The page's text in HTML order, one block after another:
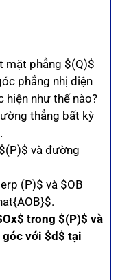
mặt phẳng $(Q)$
phẳng nhị diện
hiện như thế nào?
thẳng bất kỳ
và đường
(P)$ và $OB
trong $(P)$ và
với $d$ tại